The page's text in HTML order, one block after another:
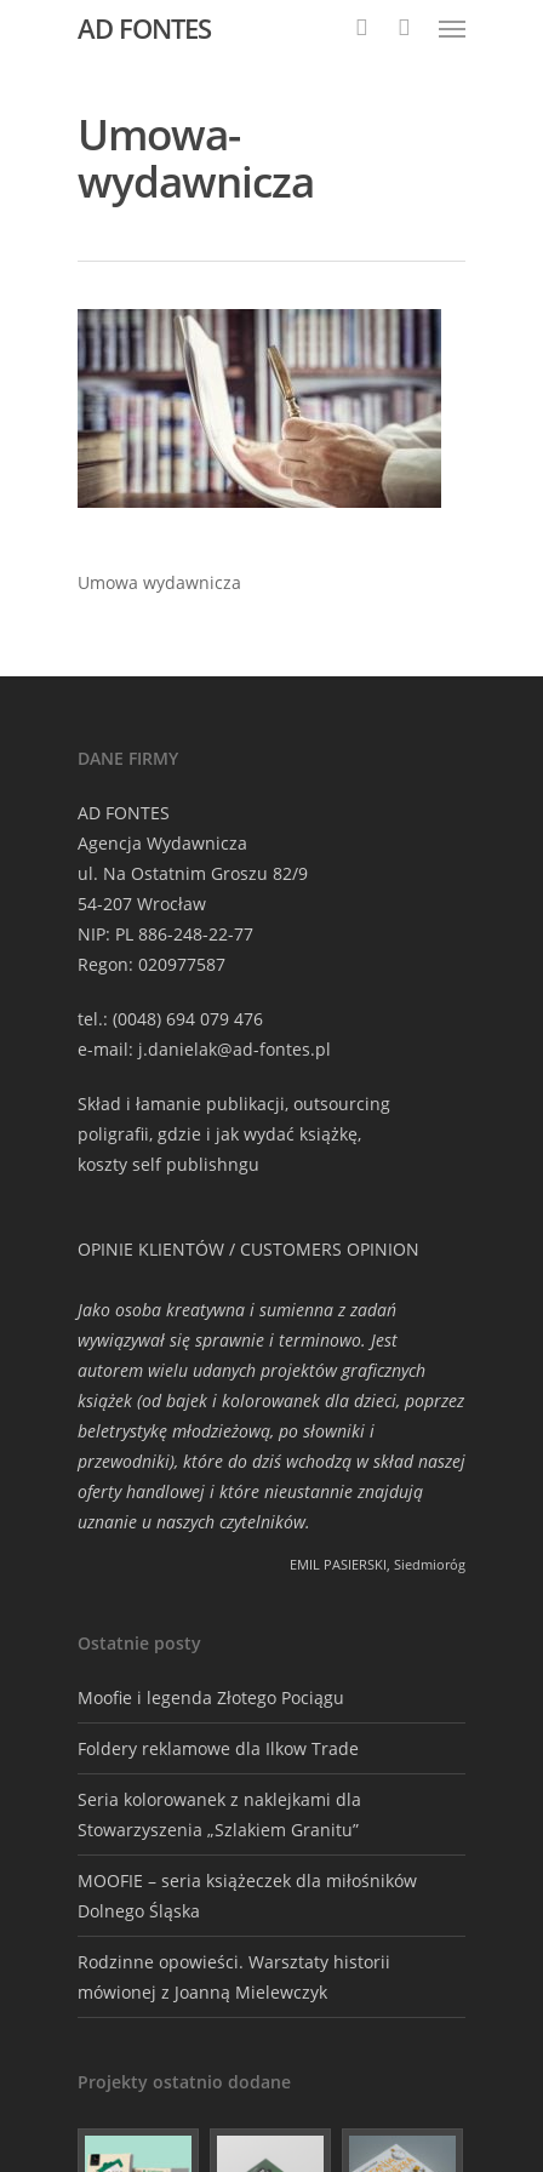
AD FONTES
Umowa-
wydawnicza
Umowa wydawnicza
DANE FIRMY
AD FONTES
Agencja Wydawnicza
ul. Na Ostatnim Groszu 82/9
54-207 Wrocław
NIP: PL 886-248-22-77
Regon: 020977587
tel.: (0048) 694 079 476
e-mail: j.danielak@ad-fontes.pl
Skład i łamanie publikacji, outsourcing
poligrafii, gdzie i jak wydać książkę,
koszty self publishngu
OPINIE KLIENTÓW / CUSTOMERS OPINION
Jako osoba kreatywna i sumienna z zadań
wywiązywał się sprawnie i terminowo. Jest
autorem wielu udanych projektów graficznych
książek (od bajek i kolorowanek dla dzieci, poprzez
beletrystykę młodzieżową, po słowniki i
przewodniki), które do dziś wchodzą w skład naszej
oferty handlowej i które nieustannie znajdują
uznanie u naszych czytelników.
EMIL PASIERSKI, Siedmioróg
Ostatnie posty
Moofie i legenda Złotego Pociągu
Foldery reklamowe dla Ilkow Trade
Seria kolorowanek z naklejkami dla
Stowarzyszenia „Szlakiem Granitu”
MOOFIE – seria książeczek dla miłośników
Dolnego Śląska
Rodzinne opowieści. Warsztaty historii
mówionej z Joanną Mielewczyk
Projekty ostatnio dodane